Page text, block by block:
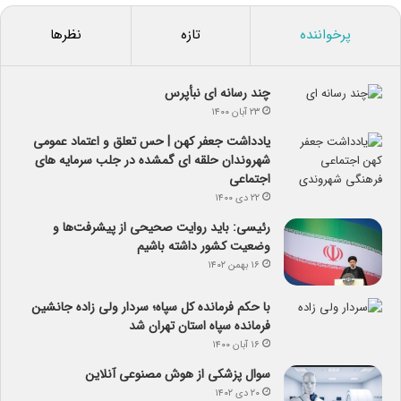
پرخواننده تازه نظرها
چند رسانه ای نبأپرس
۲۳ آبان ۱۴۰۰
یادداشت جعفر کهن | حس تعلق و اعتماد عمومی
شهروندان حلقه ای گمشده در جلب سرمایه های
اجتماعی
۲۲ دی ۱۴۰۰
رئیسی: باید روایت صحیحی از پیشرفت‌ها و
وضعیت کشور داشته باشیم
۱۶ بهمن ۱۴۰۲
با حکم فرمانده کل سپاه؛ سردار ولی زاده جانشین
فرمانده سپاه استان تهران شد
۱۶ آبان ۱۴۰۰
سوال پزشکی از هوش مصنوعی آنلاین
۲۰ دی ۱۴۰۲